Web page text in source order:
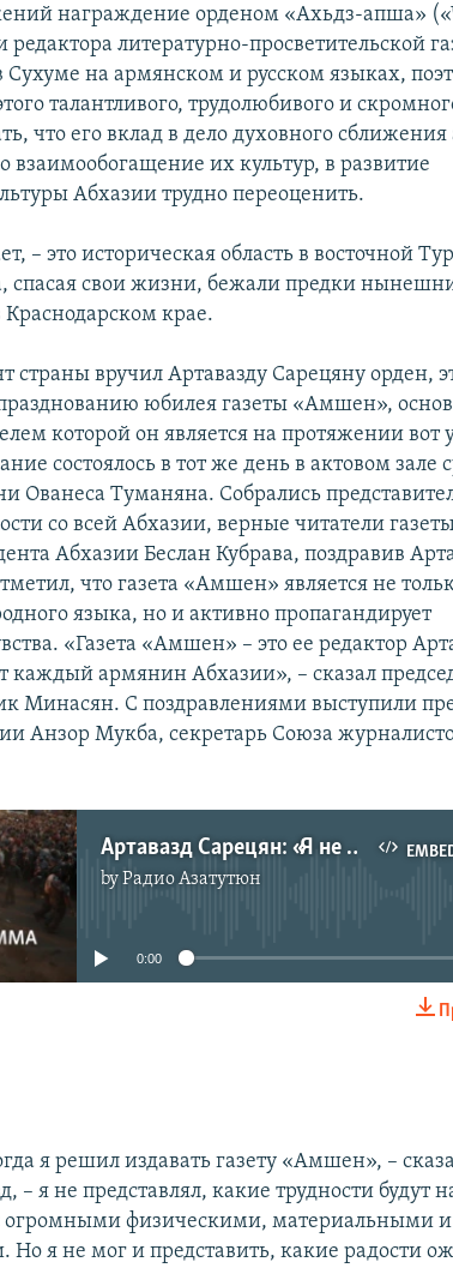
награждение орденом «Ахьдз-апша»
редактора литературно-просветительской
на армянском и русском языках,
талантливого, трудолюбивого и
что его вклад в дело духовного
взаимообогащение их культур, в развитие
Абхазии трудно переоценить.
– это историческая область в восточной
спасая свои жизни, бежали предки
крае.
страны вручил Артавазду Сарецяну орден,
юбилея газеты «Амшен»,
которой он является на протяжении вот
состоялось в тот же день в актовом зале
Ованеса Туманяна. Собрались
со всей Абхазии, верные читатели
Абхазии Беслан Кубрава, поздравив
что газета «Амшен» является не
языка, но и активно пропагандирует
«Газета «Амшен» – это ее редактор
каждый армянин Абхазии», – сказал
Минасян. С поздравлениями выступили
Анзор Мукба, секретарь Союза
Артавазд Сарецян: «Я не представлял, какие трудности будут на моем пути»
byРадио Азатутюн
No media source currently available
0:00
я решил издавать газету «Амшен», –
– я не представлял, какие трудности будут
огромными физическими, материальными и
Но я не мог и представить, какие радости